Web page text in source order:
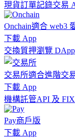
現貨訂單記錄交易
Onchain適合 web3
下載 App
交換質押瀏覽 DApp
交易所適合進階交
下載 App
機構託管API 及
Pay商戶版
下載 App